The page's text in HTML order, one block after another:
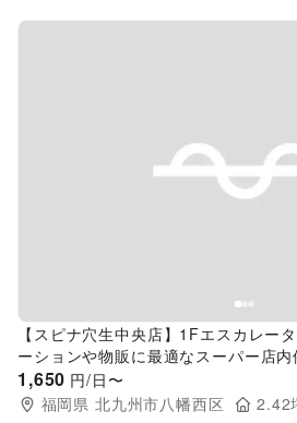
Previous slide
【スピナ穴生中央店】1Fエスカレー
ーションや物販に最適なスーパー店
1,650 円/日〜
福岡県 北九州市八幡西区 2.42